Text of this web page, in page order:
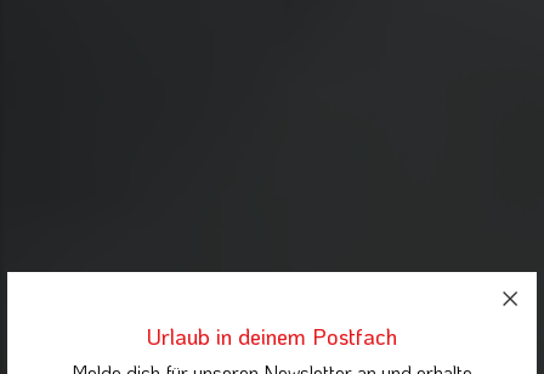
Urlaub in deinem Postfach